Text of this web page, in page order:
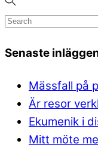
Senaste
Mässfall på
Är resor
Ekumenik i
Mitt möte